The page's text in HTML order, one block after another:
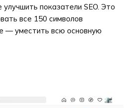
показатели SEO. Это
все 150 символов
— уместить всю основную